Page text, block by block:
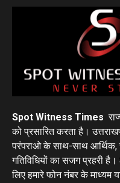
Spot Witness Times
को प्रसारित करता है।
परंपराओ के साथ-साथ आर्थिक,
गतिविधियों का सजग प्रहरी है।
लिए हमारे फोन नंबर के